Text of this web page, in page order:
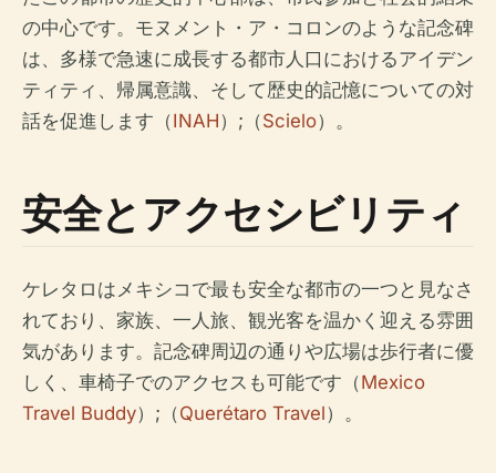
の中心です。モヌメント・ア・コロンのような記念碑
は、多様で急速に成長する都市人口におけるアイデン
ティティ、帰属意識、そして歴史的記憶についての対
話を促進します（INAH）;（Scielo）。
安全とアクセシビリティ
ケレタロはメキシコで最も安全な都市の一つと見なさ
れており、家族、一人旅、観光客を温かく迎える雰囲
気があります。記念碑周辺の通りや広場は歩行者に優
しく、車椅子でのアクセスも可能です（Mexico
Travel Buddy）;（Querétaro Travel）。